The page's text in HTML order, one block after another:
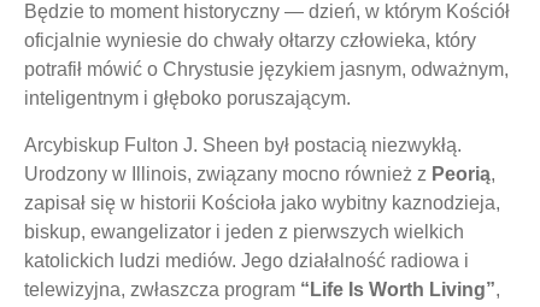
Będzie to moment historyczny — dzień, w którym Kościół
oficjalnie wyniesie do chwały ołtarzy człowieka, który
potrafił mówić o Chrystusie językiem jasnym, odważnym,
inteligentnym i głęboko poruszającym.
Arcybiskup Fulton J. Sheen był postacią niezwykłą.
Urodzony w Illinois, związany mocno również z Peorią,
zapisał się w historii Kościoła jako wybitny kaznodzieja,
biskup, ewangelizator i jeden z pierwszych wielkich
katolickich ludzi mediów. Jego działalność radiowa i
telewizyjna, zwłaszcza program “Life Is Worth Living”,